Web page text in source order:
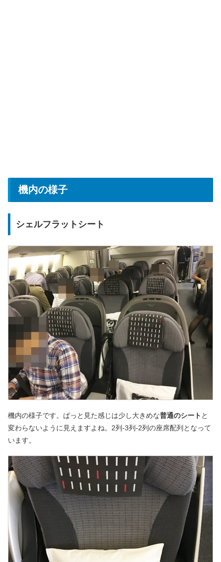
機内の様子
シェルフラットシート
機内の様子です。ぱっと見た感じは少し大きめな普通のシート と
変わらないように見えますよね。2列-3列-2列の座席配列となって
います。